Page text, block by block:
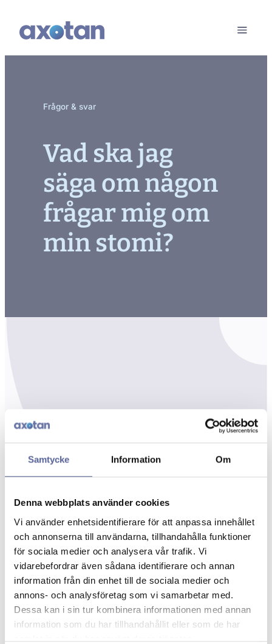
Samtycke Information Om
Denna webbplats använder cookies
Vi använder enhetsidentifierare för att anpassa innehållet
och annonserna till användarna, tillhandahålla funktioner
för sociala medier och analysera vår trafik. Vi
vidarebefordrar även sådana identifierare och annan
information från din enhet till de sociala medier och
annons- och analysföretag som vi samarbetar med.
Dessa kan i sin tur kombinera informationen med annan
information som du har tillhandahållit eller som de har
samlat in när du har använt deras tjänster.
Frågor & svar
Vad ska jag
säga om någon
frågar mig om
min stomi?